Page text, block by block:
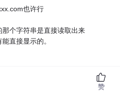
也许行
个字符串是直接读取出来
直接显示的。
赞